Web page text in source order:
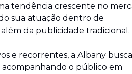
tendência crescente no
sua atuação dentro de
da publicidade tradicional.
e recorrentes, a Albany busca
o público em